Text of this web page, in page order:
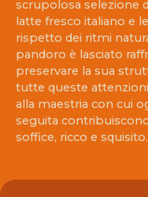
scrupolosa selezione
latte fresco italiano e
rispetto dei ritmi
pandoro è lasciato
preservare la sua
tutte queste
alla maestria con cui
seguita
soffice, ricco e squisito.